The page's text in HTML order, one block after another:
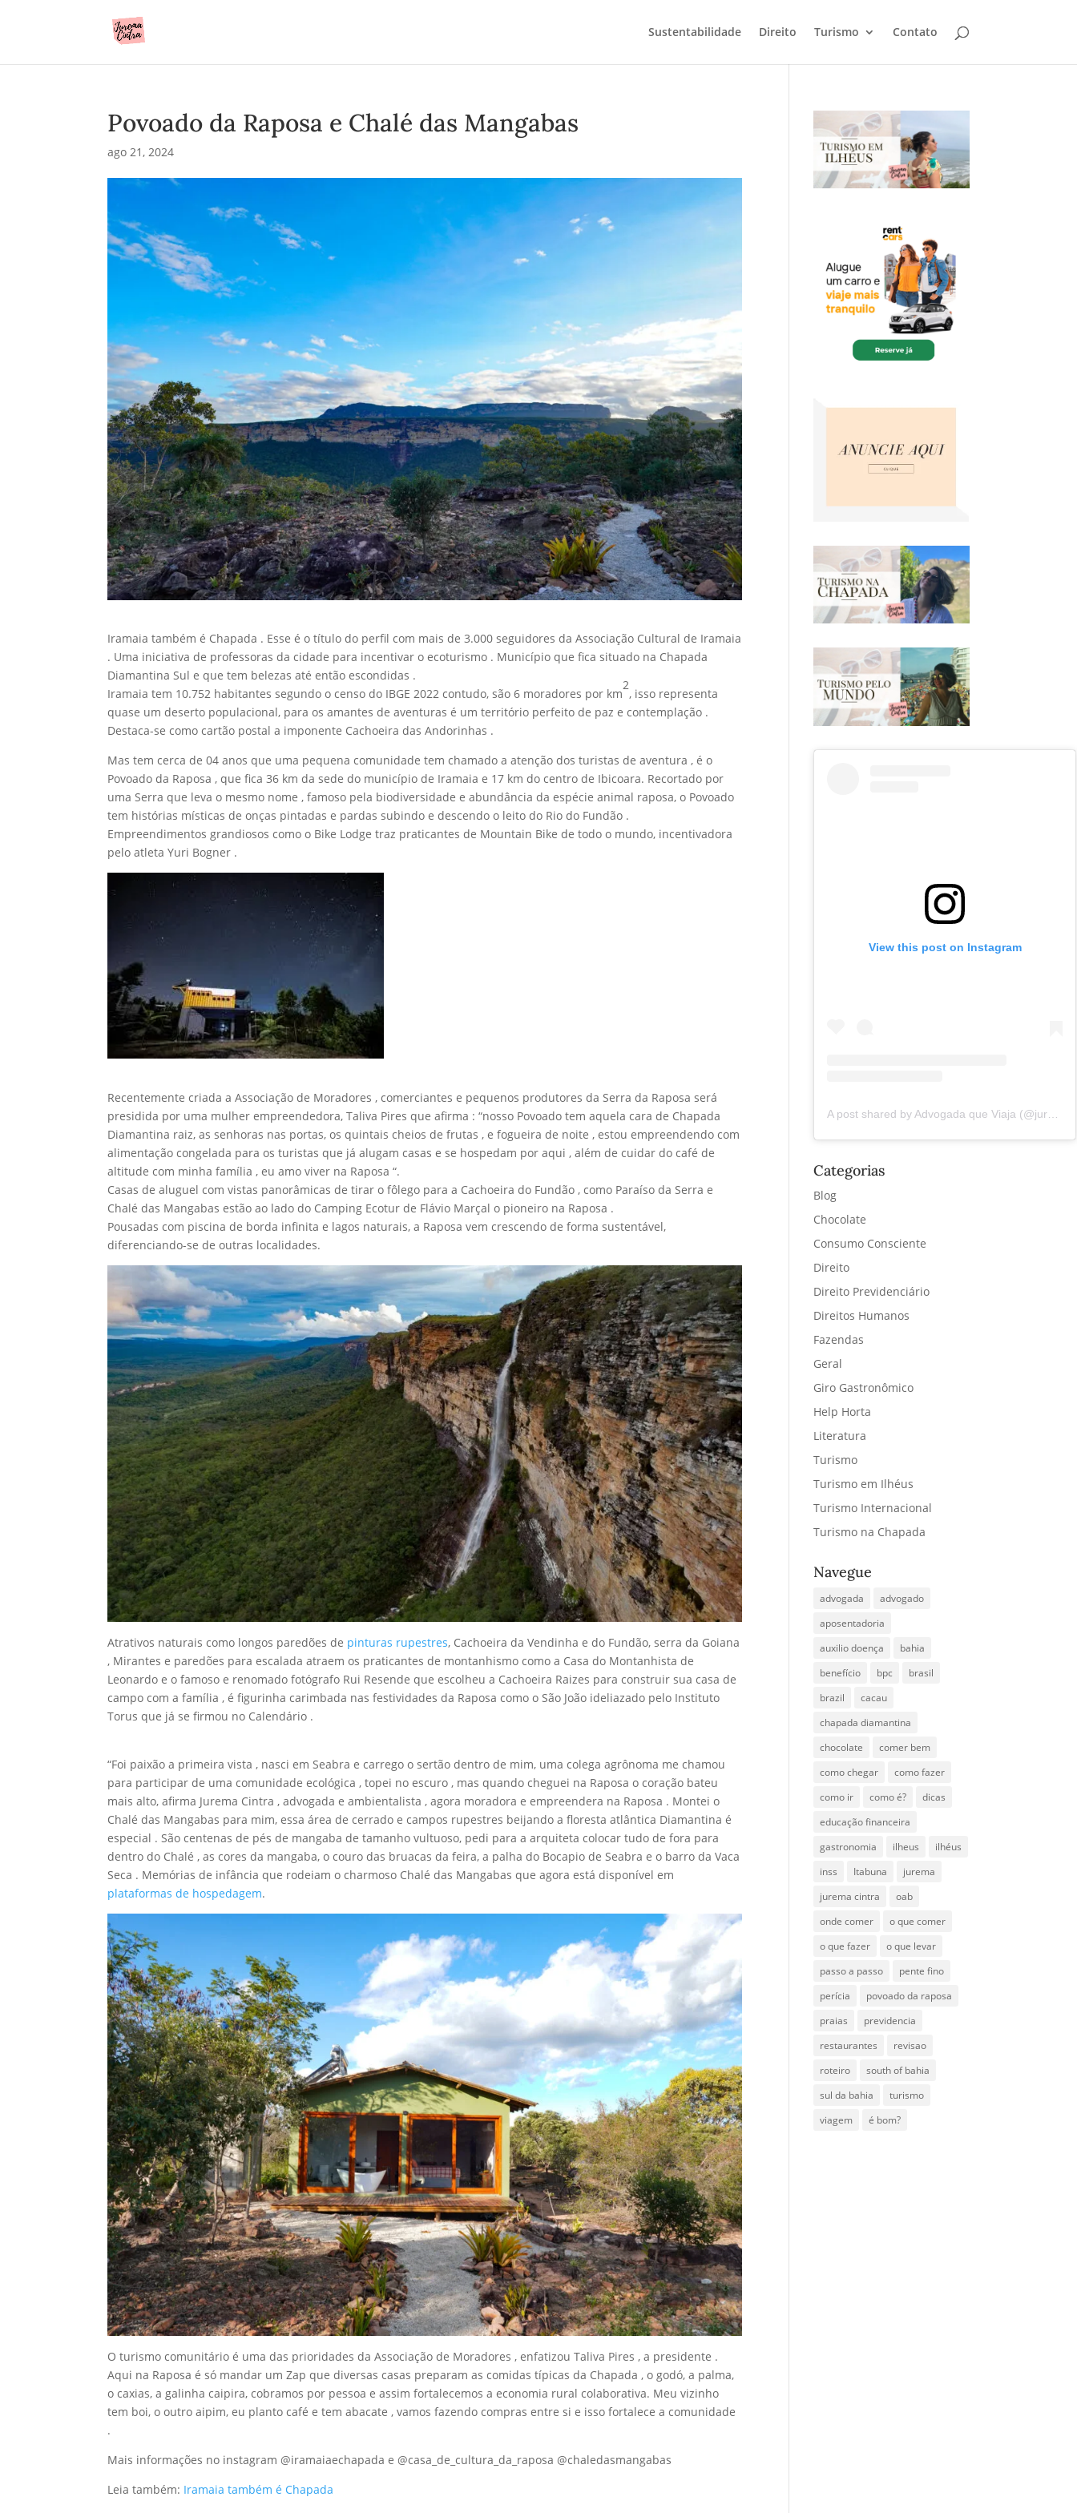
Sustentabilidade Direito Turismo Contato
Povoado da Raposa e Chalé das Mangabas
ago 21, 2024
Iramaia também é Chapada . Esse é o título do perfil com mais de 3.000 seguidores da Associação Cultural de Iramaia
. Uma iniciativa de professoras da cidade para incentivar o ecoturismo . Município que fica situado na Chapada
Diamantina Sul e que tem belezas até então escondidas .
Iramaia tem 10.752 habitantes segundo o censo do IBGE 2022 contudo, são 6 moradores por km
2
, isso representa
quase um deserto populacional, para os amantes de aventuras é um território perfeito de paz e contemplação .
Destaca-se como cartão postal a imponente Cachoeira das Andorinhas .
Mas tem cerca de 04 anos que uma pequena comunidade tem chamado a atenção dos turistas de aventura , é o
Povoado da Raposa , que fica 36 km da sede do município de Iramaia e 17 km do centro de Ibicoara. Recortado por
uma Serra que leva o mesmo nome , famoso pela biodiversidade e abundância da espécie animal raposa, o Povoado
tem histórias místicas de onças pintadas e pardas subindo e descendo o leito do Rio do Fundão .
Empreendimentos grandiosos como o Bike Lodge traz praticantes de Mountain Bike de todo o mundo, incentivadora
pelo atleta Yuri Bogner .
Recentemente criada a Associação de Moradores , comerciantes e pequenos produtores da Serra da Raposa será
presidida por uma mulher empreendedora, Taliva Pires que afirma : “nosso Povoado tem aquela cara de Chapada
Diamantina raiz, as senhoras nas portas, os quintais cheios de frutas , e fogueira de noite , estou empreendendo com
alimentação congelada para os turistas que já alugam casas e se hospedam por aqui , além de cuidar do café de
altitude com minha família , eu amo viver na Raposa “.
Casas de aluguel com vistas panorâmicas de tirar o fôlego para a Cachoeira do Fundão , como Paraíso da Serra e
Chalé das Mangabas estão ao lado do Camping Ecotur de Flávio Marçal o pioneiro na Raposa .
Pousadas com piscina de borda infinita e lagos naturais, a Raposa vem crescendo de forma sustentável,
diferenciando-se de outras localidades.
Atrativos naturais como longos paredões de pinturas rupestres, Cachoeira da Vendinha e do Fundão, serra da Goiana
, Mirantes e paredões para escalada atraem os praticantes de montanhismo como a Casa do Montanhista de
Leonardo e o famoso e renomado fotógrafo Rui Resende que escolheu a Cachoeira Raizes para construir sua casa de
campo com a família , é figurinha carimbada nas festividades da Raposa como o São João ideliazado pelo Instituto
Torus que já se firmou no Calendário .
“Foi paixão a primeira vista , nasci em Seabra e carrego o sertão dentro de mim, uma colega agrônoma me chamou
para participar de uma comunidade ecológica , topei no escuro , mas quando cheguei na Raposa o coração bateu
mais alto, afirma Jurema Cintra , advogada e ambientalista , agora moradora e empreendera na Raposa . Montei o
Chalé das Mangabas para mim, essa área de cerrado e campos rupestres beijando a floresta atlântica Diamantina é
especial . São centenas de pés de mangaba de tamanho vultuoso, pedi para a arquiteta colocar tudo de fora para
dentro do Chalé , as cores da mangaba, o couro das bruacas da feira, a palha do Bocapio de Seabra e o barro da Vaca
Seca . Memórias de infância que rodeiam o charmoso Chalé das Mangabas que agora está disponível em
plataformas de hospedagem.
O turismo comunitário é uma das prioridades da Associação de Moradores , enfatizou Taliva Pires , a presidente .
Aqui na Raposa é só mandar um Zap que diversas casas preparam as comidas típicas da Chapada , o godó, a palma,
o caxias, a galinha caipira, cobramos por pessoa e assim fortalecemos a economia rural colaborativa. Meu vizinho
tem boi, o outro aipim, eu planto café e tem abacate , vamos fazendo compras entre si e isso fortalece a comunidade
.
Mais informações no instagram @iramaiaechapada e @casa_de_cultura_da_raposa @chaledasmangabas
Leia também: Iramaia também é Chapada
View this post on Instagram
A post shared by Advogada que Viaja (@juremacintra)
Categorias
Blog
Chocolate
Consumo Consciente
Direito
Direito Previdenciário
Direitos Humanos
Fazendas
Geral
Giro Gastronômico
Help Horta
Literatura
Turismo
Turismo em Ilhéus
Turismo Internacional
Turismo na Chapada
Navegue
advogada
advogado
aposentadoria
auxilio doença
bahia
benefício
bpc
brasil
brazil
cacau
chapada diamantina
chocolate
comer bem
como chegar
como fazer
como ir
como é?
dicas
educação financeira
gastronomia
ilheus
ilhéus
inss
Itabuna
jurema
jurema cintra
oab
onde comer
o que comer
o que fazer
o que levar
passo a passo
pente fino
perícia
povoado da raposa
praias
previdencia
restaurantes
revisao
roteiro
south of bahia
sul da bahia
turismo
viagem
é bom?